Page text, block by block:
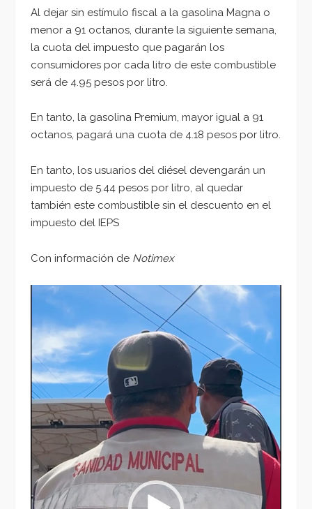
Al dejar sin estímulo fiscal a la gasolina Magna o
menor a 91 octanos, durante la siguiente semana,
la cuota del impuesto que pagarán los
consumidores por cada litro de este combustible
será de 4.95 pesos por litro.
En tanto, la gasolina Premium, mayor igual a 91
octanos, pagará una cuota de 4.18 pesos por litro.
En tanto, los usuarios del diésel devengarán un
impuesto de 5.44 pesos por litro, al quedar
también este combustible sin el descuento en el
impuesto del IEPS
Con información de Notimex
Reproductor
vídeo